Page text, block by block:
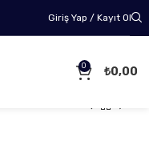
Giriş Yap / Kayıt Ol
0 ₺0,00